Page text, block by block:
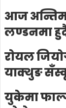
आज अन्तिम
लण्डनमा
राेयल
याक्थुङ
युकेमा